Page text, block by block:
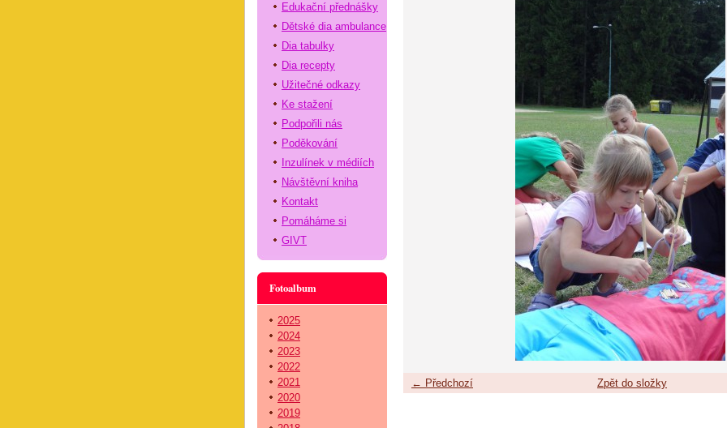
← Předchozí Zpět do složky
Edukační přednášky
Dětské dia ambulance
Dia tabulky
Dia recepty
Užitečné odkazy
Ke stažení
Podpořili nás
Poděkování
Inzulínek v médiích
Návštěvní kniha
Kontakt
Pomáháme si
GIVT
Fotoalbum
2025
2024
2023
2022
2021
2020
2019